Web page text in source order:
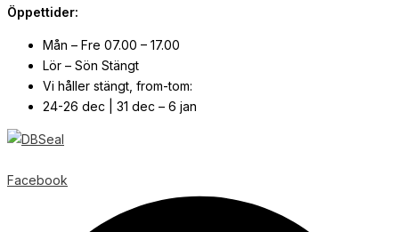
Öppettider:
Mån – Fre 07.00 – 17.00
Lör – Sön Stängt
Vi håller stängt, from-tom:
24-26 dec | 31 dec – 6 jan
Facebook